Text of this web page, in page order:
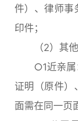
件）、律师事
印件；
（2）其他
○1近亲属：
证明（原件）
面需在同一页